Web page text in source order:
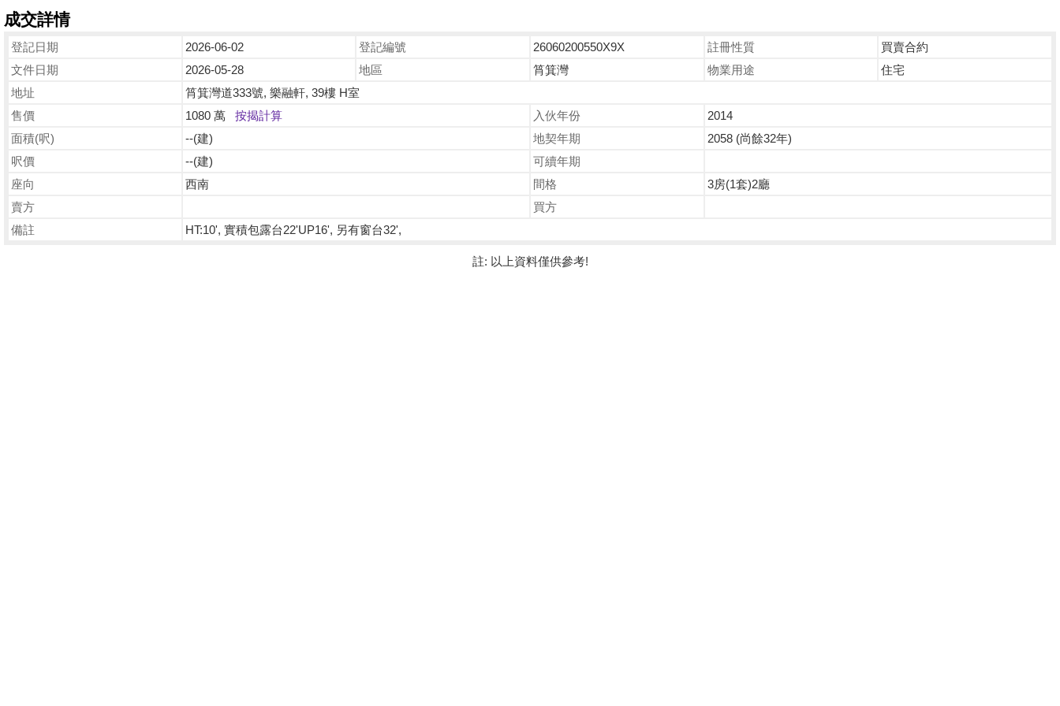
成交詳情
登記日期 2026-06-02 登記編號 26060200550X9X 註冊性質
買賣合約
文件日期
2026-05-28 地區 筲箕灣 物業用途
住宅
地址
筲箕灣道333號, 樂融軒, 39樓 H室
售價
1080 萬 按揭計算 入伙年份
2014
面積(呎)
--(建) 地契年期
2058 (尚餘32年)
呎價
--(建)
可續年期
座向
西南 間格
3房(1套)2廳
賣方
買方
備註
HT:10', 實積包露台22'UP16', 另有窗台32',
註: 以上資料僅供參考!